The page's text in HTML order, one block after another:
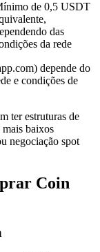
flexíveis
de 0,5 USDT
das
da rede
depende do
e condições de
ter estruturas de
mais baixos
negociação spot
Coin